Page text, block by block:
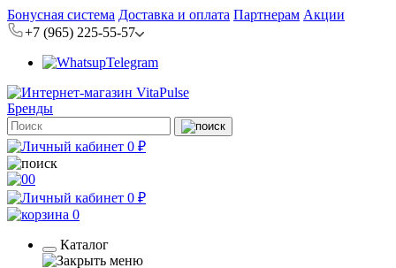
Бонусная система Доставка и оплата Партнерам Акции
+7 (965) 225-55-57
Telegram
Бренды
0 ₽
0
0 ₽
0
Каталог